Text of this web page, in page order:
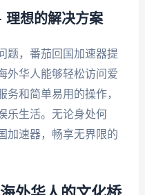
理想的解决方案
题，番茄回国加速器提
外华人能够轻松访问爱
和简单易用的操作，
乐生活。无论身处何
加速器，畅享无界限的